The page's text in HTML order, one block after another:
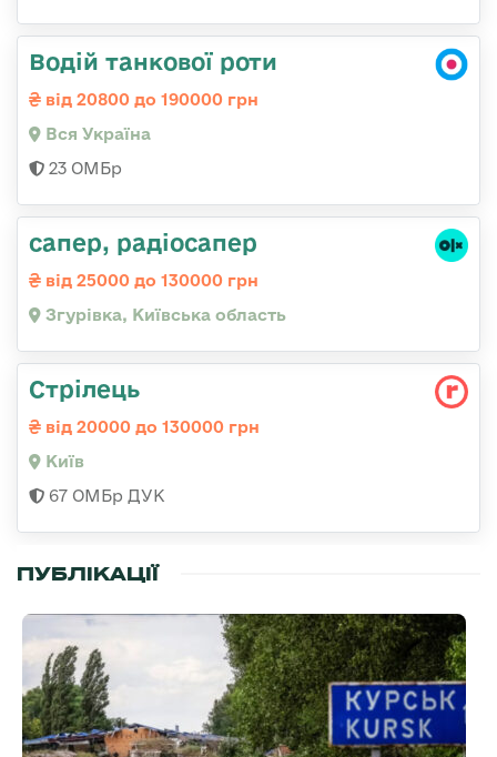
Водій танкової роти
від 20800 до 190000 грн
Вся Україна
23 ОМБр
сапер, радіосапер
від 25000 до 130000 грн
Згурівка, Київська область
Стрілець
від 20000 до 130000 грн
Київ
67 ОМБр ДУК
ПУБЛІКАЦІЇ